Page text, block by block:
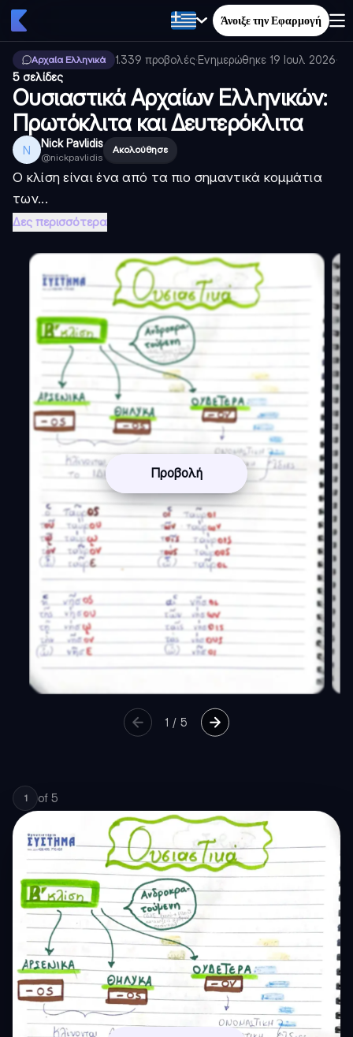
Άνοιξε την Εφαρμογή
Αρχαία Ελληνικά 1.339 προβολές·Ενημερώθηκε 19 Ιουλ 2026·
5 σελίδες
Ουσιαστικά Αρχαίων Ελληνικών:
Πρωτόκλιτα και Δευτερόκλιτα
N Nick Pavlidis
@nickpavlidis
Ακολούθησε
Ο κλίση είναι ένα από τα πιο σημαντικά κομμάτια
των...
Δες περισσότερα
Προβολή
1 /5
1 of 5